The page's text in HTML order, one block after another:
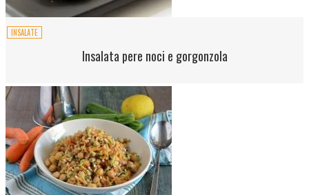
INSALATE
Insalata pere noci e gorgonzola